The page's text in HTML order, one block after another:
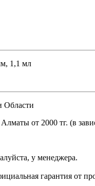
1,1 мл
Области
от 2000 тг. (в
у менеджера.
гарантия от